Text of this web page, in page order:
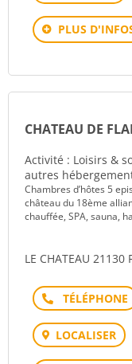
PLUS
CHATEAU DE
Activité : Loisirs &
autres
Chambres d’hôtes 5
château du 18ème
chauffée, SPA, sauna,
LE CHATEAU 21130
Téléphone
LOCALISER